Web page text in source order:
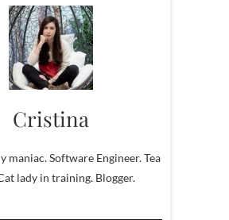
Cristina
maniac. Software Engineer. Tea
lady in training. Blogger.